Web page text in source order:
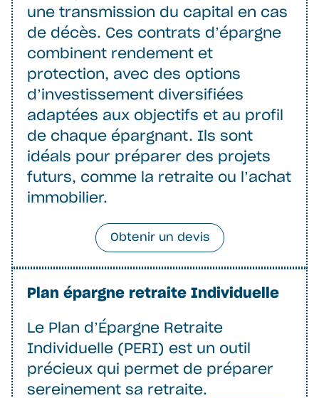
une transmission du capital en cas
de décès. Ces contrats d’épargne
combinent rendement et
protection, avec des options
d’investissement diversifiées
adaptées aux objectifs et au profil
de chaque épargnant. Ils sont
idéals pour préparer des projets
futurs, comme la retraite ou l’achat
immobilier.
Obtenir un devis
Plan épargne retraite Individuelle
Le Plan d’Épargne Retraite
Individuelle (PERI) est un outil
précieux qui permet de préparer
sereinement sa retraite.